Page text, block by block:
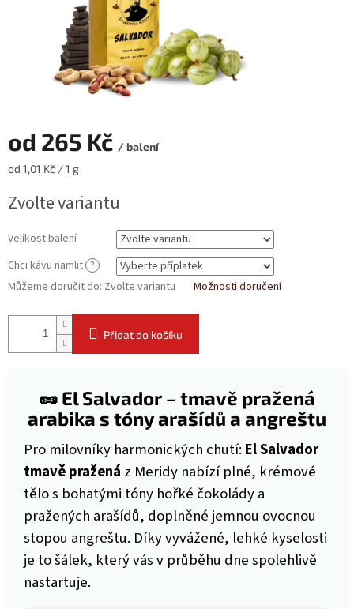
od 265 Kč / balení
Měrná
od 1,01 Kč / 1 g
Zvolte variantu
Velikost balení
Chci kávu namlit ?
Můžeme doručit do: Zvolte variantu Možnosti doručení
Přidat do košíku
🥜 El Salvador – tmavě pražená
arabika s tóny arašídů a angreštu
Pro milovníky harmonických chutí: El Salvador
tmavě pražená z Meridy nabízí plné, krémové
tělo s bohatými tóny hořké čokolády a
pražených arašídů, doplněné jemnou ovocnou
stopou angreštu. Díky vyvážené, lehké kyselosti
je to šálek, který vás v průběhu dne spolehlivě
nastartuje.